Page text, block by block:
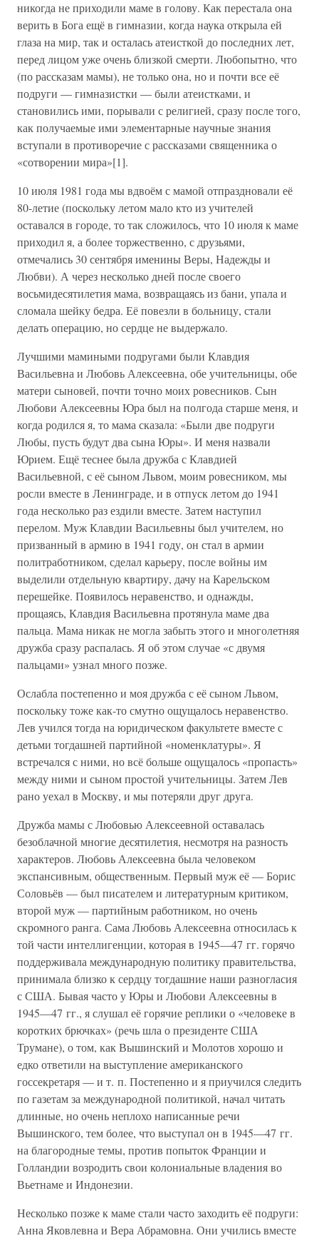
никогда не приходили маме в голову. Как перестала она
верить в Бога ещё в гимназии, когда наука открыла ей
глаза на мир, так и осталась атеисткой до последних лет,
перед лицом уже очень близкой смерти. Любопытно, что
(по рассказам мамы), не только она, но и почти все её
подруги — гимназистки — были атеистками, и
становились ими, порывали с религией, сразу после того,
как получаемые ими элементарные научные знания
вступали в противоречие с рассказами священника о
«сотворении мира»[1].
10 июля 1981 года мы вдвоём с мамой отпраздновали её
80-летие (поскольку летом мало кто из учителей
оставался в городе, то так сложилось, что 10 июля к маме
приходил я, а более торжественно, с друзьями,
отмечались 30 сентября именины Веры, Надежды и
Любви). А через несколько дней после своего
восьмидесятилетия мама, возвращаясь из бани, упала и
сломала шейку бедра. Её повезли в больницу, стали
делать операцию, но сердце не выдержало.
Лучшими мамиными подругами были Клавдия
Васильевна и Любовь Алексеевна, обе учительницы, обе
матери сыновей, почти точно моих ровесников. Сын
Любови Алексеевны Юра был на полгода старше меня, и
когда родился я, то мама сказала: «Были две подруги
Любы, пусть будут два сына Юры». И меня назвали
Юрием. Ещё теснее была дружба с Клавдией
Васильевной, с её сыном Львом, моим ровесником, мы
росли вместе в Ленинграде, и в отпуск летом до 1941
года несколько раз ездили вместе. Затем наступил
перелом. Муж Клавдии Васильевны был учителем, но
призванный в армию в 1941 году, он стал в армии
политработником, сделал карьеру, после войны им
выделили отдельную квартиру, дачу на Карельском
перешейке. Появилось неравенство, и однажды,
прощаясь, Клавдия Васильевна протянула маме два
пальца. Мама никак не могла забыть этого и многолетняя
дружба сразу распалась. Я об этом случае «с двумя
пальцами» узнал много позже.
Ослабла постепенно и моя дружба с её сыном Львом,
поскольку тоже как-то смутно ощущалось неравенство.
Лев учился тогда на юридическом факультете вместе с
детьми тогдашней партийной «номенклатуры». Я
встречался с ними, но всё больше ощущалось «пропасть»
между ними и сыном простой учительницы. Затем Лев
рано уехал в Москву, и мы потеряли друг друга.
Дружба мамы с Любовью Алексеевной оставалась
безоблачной многие десятилетия, несмотря на разность
характеров. Любовь Алексеевна была человеком
экспансивным, общественным. Первый муж её — Борис
Соловьёв — был писателем и литературным критиком,
второй муж — партийным работником, но очень
скромного ранга. Сама Любовь Алексеевна относилась к
той части интеллигенции, которая в 1945—47 гг. горячо
поддерживала международную политику правительства,
принимала близко к сердцу тогдашние наши разногласия
с США. Бывая часто у Юры и Любови Алексеевны в
1945—47 гг., я слушал её горячие реплики о «человеке в
коротких брючках» (речь шла о президенте США
Трумане), о том, как Вышинский и Молотов хорошо и
едко ответили на выступление американского
госсекретаря — и т. п. Постепенно и я приучился следить
по газетам за международной политикой, начал читать
длинные, но очень неплохо написанные речи
Вышинского, тем более, что выступал он в 1945—47 гг.
на благородные темы, против попыток Франции и
Голландии возродить свои колониальные владения во
Вьетнаме и Индонезии.
Несколько позже к маме стали часто заходить её подруги:
Анна Яковлевна и Вера Абрамовна. Они учились вместе